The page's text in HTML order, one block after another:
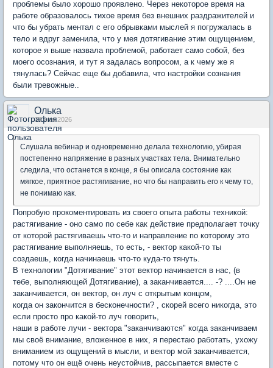
проблемы было хорошо проявлено. Через некоторое время на
работе образовалось тихое время без внешних раздражителей и
что бы убрать ментал с его обрывками мыслей я погружалась в
тело и вдруг заменила, что у мея дотягивание этим ощущением,
которое я выше назвала проблемой, работает само собой, без
моего осознания, и тут я задалась вопросом, а к чему же я
тянулась? Сейчас еще бы добавила, что настройки сознания
были тревожные..
Олька
03 июн 2026
Слушала вебинар и одновременно делала технологию, убирая
постепенно напряжение в разных участках тела. Внимательно
следила, что останется в конце, я бы описала состояние как
мягкое, приятное растягивание, но что бы направить его к чему то,
не понимаю как.
Попробую прокоментировать из своего опыта работы техникой:
растягивание - оно само по себе как действие предполагает точку
от которой растягиваешь что-то и направление по которому это
растягивание выполняешь, то есть, - вектор какой-то ты
создаешь, когда начинаешь что-то куда-то тянуть.
В технологии "Дотягивание" этот вектор начинается в нас, (в
тебе, выполняющей Дотягивание), а заканчивается.... -? ....Он не
заканчивается, он вектор, он луч с открытым концом,
когда он закончится в бесконечности? , скорей всего никогда, это
если просто про какой-то луч говорить,
наши в работе лучи - вектора "заканчиваются" когда заканчиваем
мы своё внимание, вложенное в них, я перестаю работать, ухожу
вниманием из ощущений в мысли, и вектор мой заканчивается,
потому что он ещё очень неустойчив, рассыпается вместе с